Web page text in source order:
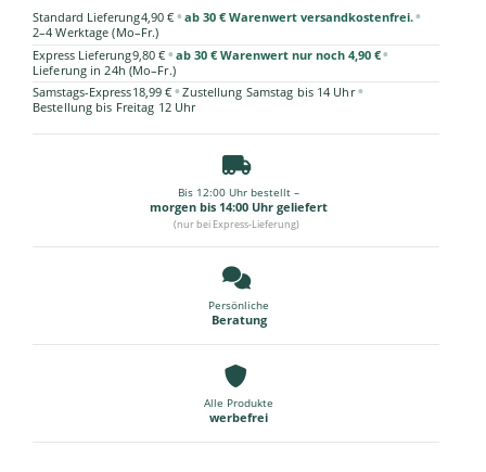
Standard Lieferung4,90 € • ab 30 € Warenwert versandkostenfrei.•
2–4 Werktage (Mo–Fr.)
Express Lieferung9,80 € • ab 30 € Warenwert nur noch 4,90 €•
Lieferung in 24h (Mo–Fr.)
Samstags-Express18,99 € • Zustellung Samstag bis 14 Uhr •
Bestellung bis Freitag 12 Uhr
Bis 12:00 Uhr bestellt –
morgen bis 14:00 Uhr geliefert
(nur bei Express-Lieferung)
Persönliche
Beratung
Alle Produkte
werbefrei